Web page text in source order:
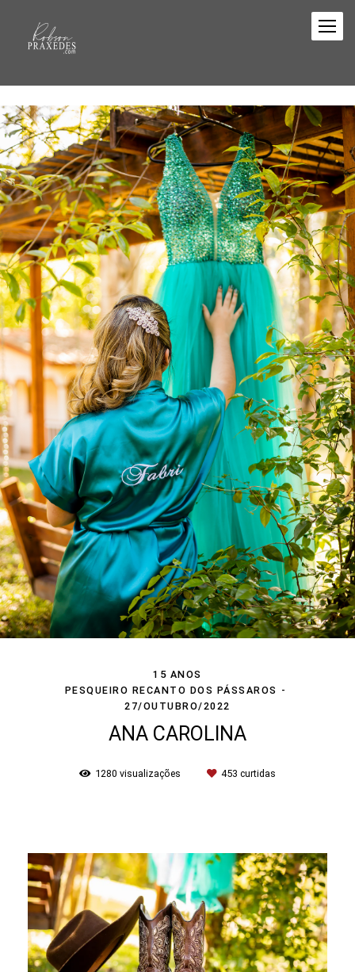
15 ANOS
PESQUEIRO RECANTO DOS PÁSSAROS
27/OUTUBRO/2022
ANA CAROLINA
1280 visualizações 453 curtidas